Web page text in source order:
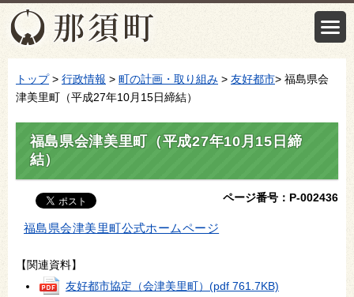
トップ> 行政情報 > 町の計画・取り組み > 友好都市> 福島県会
津美里町（平成27年10月15日締結）
福島県会津美里町（平成27年10月15日締
結）
ページ番号：P-002436
福島県会津美里町公式ホームページ
【関連資料】
友好都市協定（会津美里町） (pdf 761.7KB)